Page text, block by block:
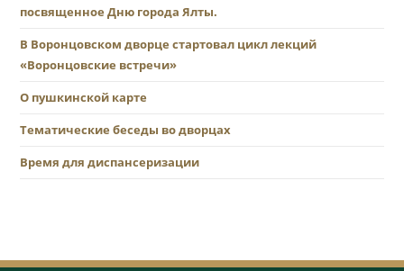
посвященное Дню города Ялты.
В Воронцовском дворце стартовал цикл лекций
«Воронцовские встречи»
О пушкинской карте
Тематические беседы во дворцах
Время для диспансеризации